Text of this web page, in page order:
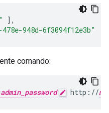
],
948d-6f3094f12e3b"
comando:
http://